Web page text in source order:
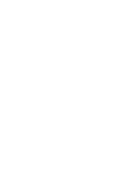
事用途，包括網路戰、
或生產飛彈、核子、化
我們的軟體和服務。
中選擇存取或使用其他
買的軟體授權或服務使
表示您瞭解並同意最新
LSA 之第 3 部分「服務